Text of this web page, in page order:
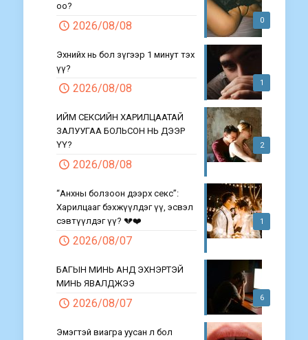
0
оо?
2026/08/08
1
Эхнийх нь бол зүгээр 1 минут тэх
үү?
2026/08/08
2
ИЙМ СЕКСИЙН ХАРИЛЦААТАЙ
ЗАЛУУГАА БОЛЬСОН НЬ ДЭЭР
ҮҮ?
2026/08/08
1
“Анхны болзоон дээрх секс”:
Харилцааг бэхжүүлдэг үү, эсвэл
сэвтүүлдэг үү? 💔❤️
2026/08/07
6
БАГЫН МИНЬ АНД ЭХНЭРТЭЙ
МИНЬ ЯВАЛДЖЭЭ
2026/08/07
Эмэгтэй виагра уусан л бол